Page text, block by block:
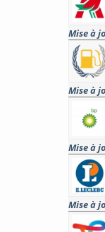
Mise à
Mise à
Mise à
Mise à